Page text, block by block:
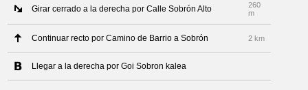
Girar cerrado a la derecha por Calle Sobrón Alto
260
m
Continuar recto por Camino de Barrio a Sobrón 2 km
Llegar a la derecha por Goi Sobron kalea